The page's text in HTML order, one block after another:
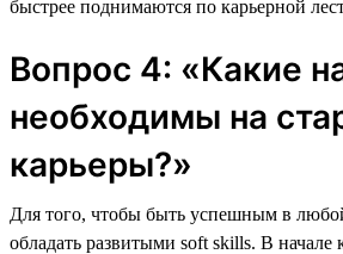
быстрее поднимаются по карьерной
Вопрос 4: «Какие
необходимы на
карьеры?»
Для того, чтобы быть успешным в
обладать развитыми soft skills. В начале